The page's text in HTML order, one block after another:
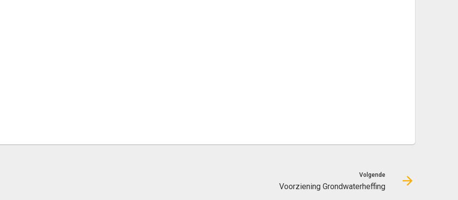
Volgende
Voorziening Grondwaterheffing